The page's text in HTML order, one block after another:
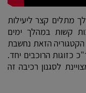
מתלים קצר ליעילות
קשות במהלך ימים
הזאת נחשבת
הרוכבים יחד.
לסגנון רכיבה זה